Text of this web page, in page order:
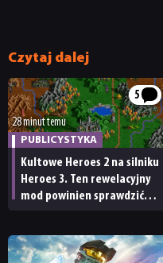
JUŻ
SKLEP
Czytaj dalej
5
28 minut temu
PUBLICYSTYKA
Kultowe Heroes 2 na silniku
Heroes 3. Ten rewelacyjny
mod powinien sprawdzić